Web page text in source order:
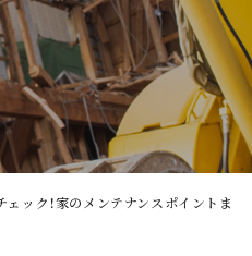
$html in
s.com/public_html/wp-
view/main-title.phpon
ェック！家のメンテナンスポイントま